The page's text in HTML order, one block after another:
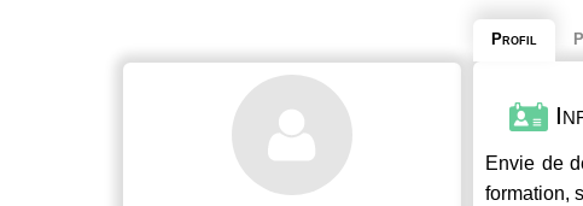
Profil
Envie de
formation,